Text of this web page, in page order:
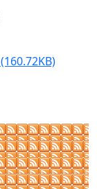
(160.72KB)